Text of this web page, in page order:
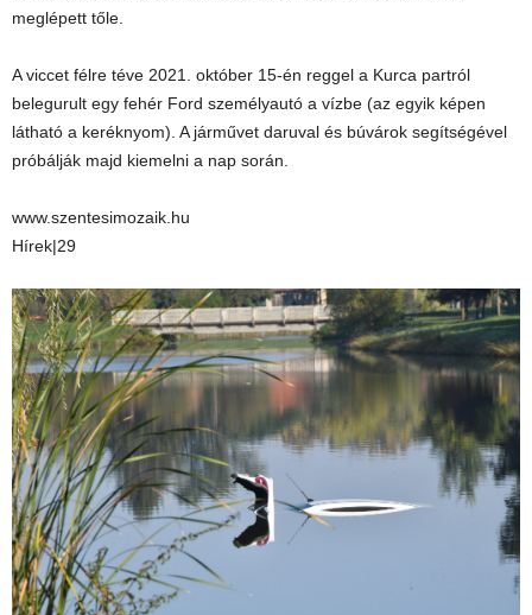
meglépett tőle.
A viccet félre téve 2021. október 15-én reggel a Kurca partról
belegurult egy fehér Ford személyautó a vízbe (az egyik képen
látható a keréknyom). A járművet daruval és búvárok segítségével
próbálják majd kiemelni a nap során.
www.szentesimozaik.hu
Hírek|29